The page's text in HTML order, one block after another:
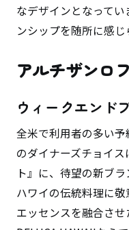
なデザインとなって
ンシップを随所に感じ
アルチザンロ
ウィークエンド
全米で利用者の多い予
のダイナーズチョイ
ト』に、待望の新ブ
ハワイの伝統料理に
エッセンスを融合さ